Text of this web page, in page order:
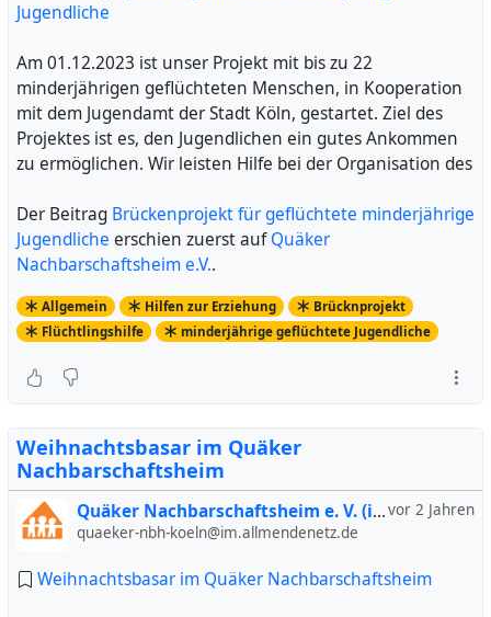
Jugendliche
Am 01.12.2023 ist unser Projekt mit bis zu 22
minderjährigen geflüchteten Menschen, in Kooperation
mit dem Jugendamt der Stadt Köln, gestartet. Ziel des
Projektes ist es, den Jugendlichen ein gutes Ankommen
zu ermöglichen. Wir leisten Hilfe bei der Organisation des
Der Beitrag Brückenprojekt für geflüchtete minderjährige
Jugendliche erschien zuerst aufQuäker
Nachbarschaftsheim e.V..
Allgemein Hilfen zur Erziehung
Brücknprojekt
Flüchtlingshilfe
minderjährige geflüchtete Jugendliche
Weihnachtsbasar im Quäker
Nachbarschaftsheim
vor 2 Jahren
Quäker Nachbarschaftsheim e. V. (inoffiziell)
quaeker-nbh-koeln@im.allmendenetz.de
Weihnachtsbasar im Quäker Nachbarschaftsheim